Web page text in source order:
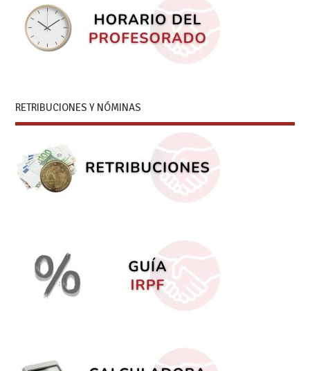
RETRIBUCIONES Y NÓMINAS